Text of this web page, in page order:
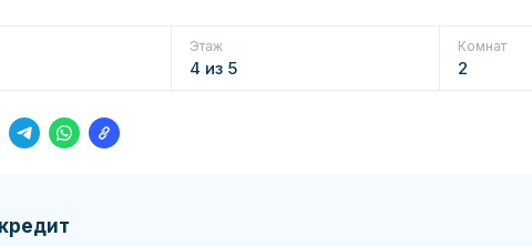
Этаж
4 из 5
Комнат
2